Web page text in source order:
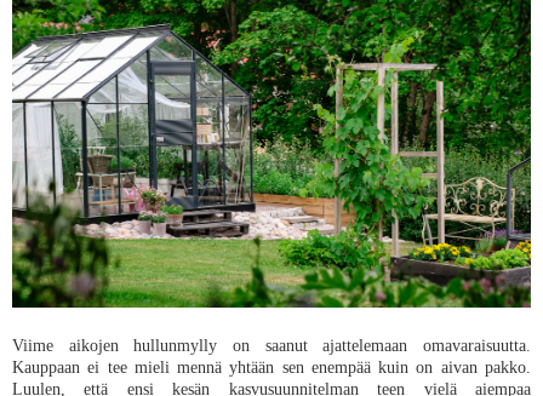
Viime aikojen hullunmylly on saanut ajattelemaan omavaraisuutta.
Kauppaan ei tee mieli mennä yhtään sen enempää kuin on aivan pakko.
Luulen, että ensi kesän kasvusuunnitelman teen vielä aiempaa